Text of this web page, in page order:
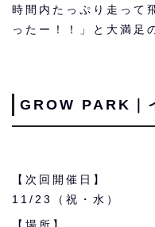
時間内たっぷり走って
ったー！！」と大満足
GROW PARK｜
【次回開催日】
11/23（祝・水）
【場所】